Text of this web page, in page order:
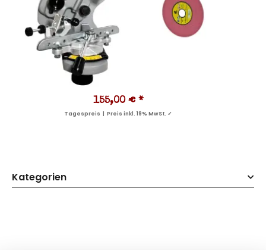
155,00 € *
Tagespreis | Preis inkl. 19% MwSt. ✓
Kategorien